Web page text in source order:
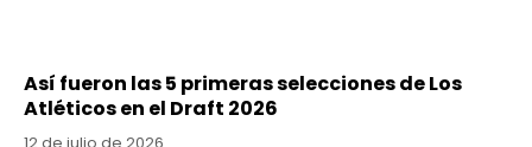
Así fueron las 5 primeras selecciones de Los
Atléticos en el Draft 2026